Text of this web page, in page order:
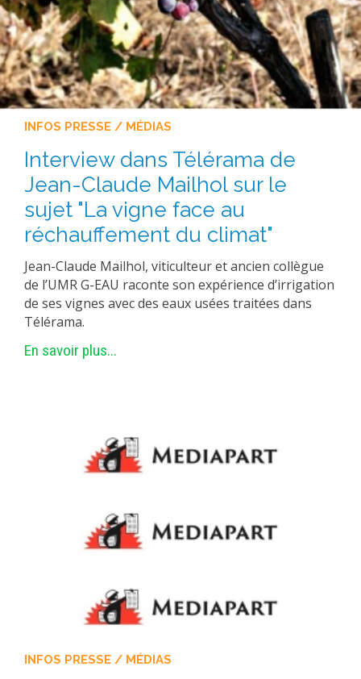
INFOS PRESSE / MÉDIAS
Interview dans Télérama de
Jean-Claude Mailhol sur le
sujet "La vigne face au
réchauffement du climat"
Jean-Claude Mailhol, viticulteur et ancien collègue
de l’UMR G-EAU raconte son expérience d’irrigation
de ses vignes avec des eaux usées traitées dans
Télérama.
En savoir plus...
INFOS PRESSE / MÉDIAS